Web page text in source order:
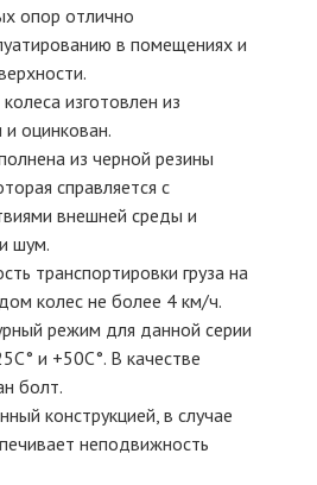
опор отлично
в помещениях и
изготовлен из
оцинкован.
из черной резины
справляется с
внешней среды и
шум.
транспортировки груза на
колес не более 4 км/ч.
режим для данной серии
и +50С°. В качестве
болт.
конструкцией, в случае
неподвижность